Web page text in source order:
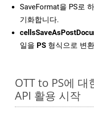
SaveFormat을 PS로
기화합니다.
일을 PS 형식으로 변
OTT to PS에 대
API 활용 시작